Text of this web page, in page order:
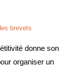
brevets
donne son
organiser un